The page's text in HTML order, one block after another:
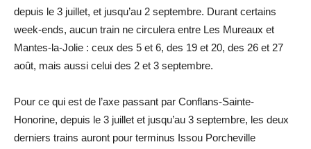
depuis le 3 juillet, et jusqu’au 2 septembre. Durant certains
week-ends, aucun train ne circulera entre Les Mureaux et
Mantes-la-Jolie : ceux des 5 et 6, des 19 et 20, des 26 et 27
août, mais aussi celui des 2 et 3 septembre.
Pour ce qui est de l’axe passant par Conflans-Sainte-
Honorine, depuis le 3 juillet et jusqu’au 3 septembre, les deux
derniers trains auront pour terminus Issou Porcheville